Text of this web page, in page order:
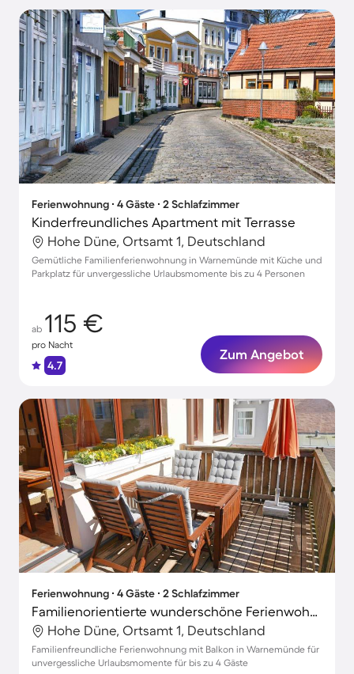
Ferienwohnung ∙ 4 Gäste ∙ 2 Schlafzimmer
Kinderfreundliches Apartment mit Terrasse
Hohe Düne, Ortsamt 1, Deutschland
Gemütliche Familienferienwohnung in Warnemünde mit Küche und
Parkplatz für unvergessliche Urlaubsmomente bis zu 4 Personen
ab 115 €
pro Nacht
4.7
Zum Angebot
Ferienwohnung ∙ 4 Gäste ∙ 2 Schlafzimmer
Familienorientierte wunderschöne Ferienwohnung | Nah am Strand
Hohe Düne, Ortsamt 1, Deutschland
Familienfreundliche Ferienwohnung mit Balkon in Warnemünde für
unvergessliche Urlaubsmomente für bis zu 4 Gäste